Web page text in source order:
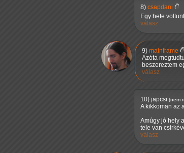
8) csapdani
Egy hete
válasz
9) mainframe
Azóta
beszereztem
válasz
10) japcsi (nem
A kikkoman az
Amúgy jó hely
tele van
válasz